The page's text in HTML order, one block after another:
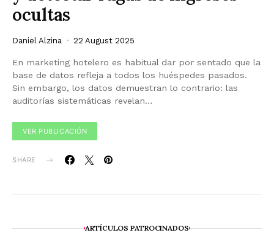
ocultas
Daniel Alzina 22 August 2025
En marketing hotelero es habitual dar por sentado que la
base de datos refleja a todos los huéspedes pasados.
Sin embargo, los datos demuestran lo contrario: las
auditorías sistemáticas revelan…
VER PUBLICACIÓN
SHARE
ARTÍCULOS PATROCINADOS